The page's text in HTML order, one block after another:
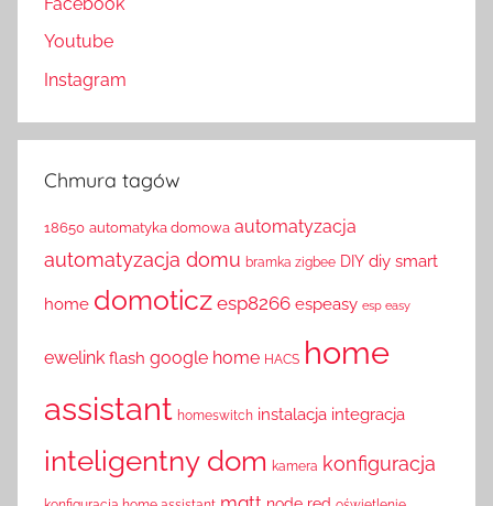
Youtube
Instagram
Chmura tagów
18650 automatyka domowa automatyzacja
automatyzacja domu bramka zigbee DIY diy smart
home domoticz esp8266 espeasy esp easy
ewelink flash google home HACS home
assistant homeswitch instalacja integracja
inteligentny dom kamera konfiguracja